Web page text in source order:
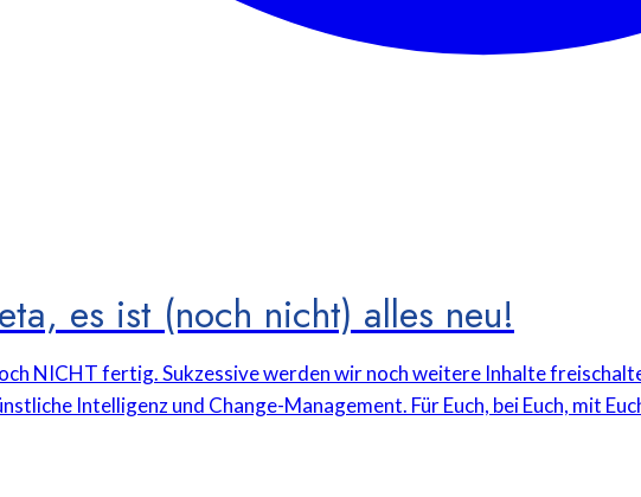
es ist (noch nicht) alles neu!
NICHT fertig. Sukzessive werden wir noch weitere Inhalte
Intelligenz und Change-Management. Für Euch, bei Euch, mit